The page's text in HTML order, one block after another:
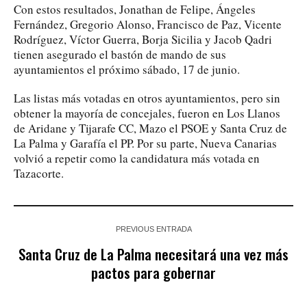
Con estos resultados, Jonathan de Felipe, Ángeles
Fernández, Gregorio Alonso, Francisco de Paz, Vicente
Rodríguez, Víctor Guerra, Borja Sicilia y Jacob Qadri
tienen asegurado el bastón de mando de sus
ayuntamientos el próximo sábado, 17 de junio.
Las listas más votadas en otros ayuntamientos, pero sin
obtener la mayoría de concejales, fueron en Los Llanos
de Aridane y Tijarafe CC, Mazo el PSOE y Santa Cruz de
La Palma y Garafía el PP. Por su parte, Nueva Canarias
volvió a repetir como la candidatura más votada en
Tazacorte.
PREVIOUS ENTRADA
Santa Cruz de La Palma necesitará una vez más
pactos para gobernar